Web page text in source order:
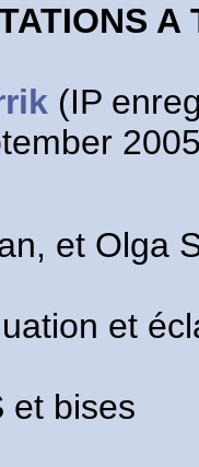
A
(IP
et Olga
et
et bises